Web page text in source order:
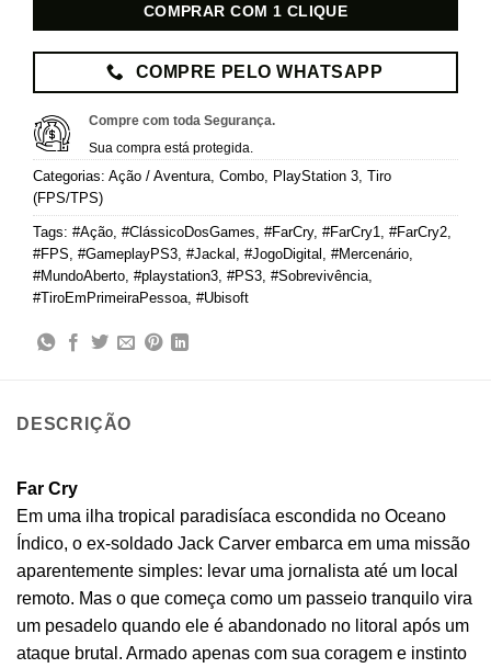
COMPRAR COM 1 CLIQUE
COMPRE PELO WHATSAPP
Compre com toda Segurança.
Sua compra está protegida.
Categorias: Ação / Aventura Combo PlayStation 3 Tiro
(FPS/TPS)
Tags: #Ação #ClássicoDosGames #FarCry, #FarCry1 #FarCry2
#FPS #GameplayPS3 #Jackal #JogoDigital #Mercenário
#MundoAberto #playstation3 #PS3 #Sobrevivência
#TiroEmPrimeiraPessoa #Ubisoft
DESCRIÇÃO
Far Cry
Em uma ilha tropical paradisíaca escondida no Oceano
Índico, o ex-soldado Jack Carver embarca em uma missão
aparentemente simples: levar uma jornalista até um local
remoto. Mas o que começa como um passeio tranquilo vira
um pesadelo quando ele é abandonado no litoral após um
ataque brutal. Armado apenas com sua coragem e instinto